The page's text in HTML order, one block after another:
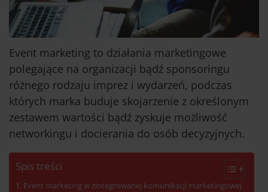
Event marketing to działania marketingowe
polegające na organizacji bądź sponsoringu
różnego rodzaju imprez i wydarzeń, podczas
których marka buduje skojarzenie z określonym
zestawem wartości bądź zyskuje możliwość
networkingu i docierania do osób decyzyjnych.
Spis treści
Event marketing w zintegrowanej komunikacji marketingowej